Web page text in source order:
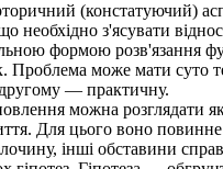
(констатуючий)
необхідно з'ясувати
формою розв'язання
Проблема може мати
— практичну.
можна розглядати
Для цього воно
інші обставини